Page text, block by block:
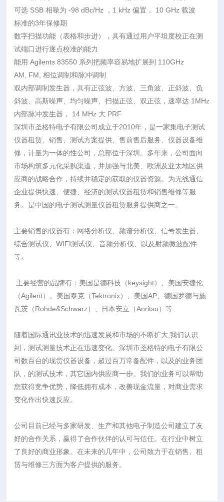
可选 SSB 相噪为 -98 dBc/Hz ，1 kHz 偏置， 10 GHz 载波
标准的3年保修期
数字扫描功能（表格和步进），具有通过用户平坦度校正在测
试端口进行逐点校准的能力
能用 Agilents 83550 系列把频率容易地扩展到 110GHz
AM, FM, 相位调制和脉冲调制
双内部调制发生器，具有正弦波、方波、三角波、正斜波、负
斜波、高斯噪声、均匀噪声、扫描正弦、双正弦，速率达 1MHz
内部脉冲发生器， 14 MHz 大 PRF
深圳市圣格特电子有限公司成立于2010年，是一家集电子测试
仪器租赁、销售、测试方案提供、售前售后服务、仪器设备维
修，计量为一体的性公司，总部位于深圳。多年来，公司面向
市场构筑多元化采购渠道，并加强与北美、欧洲及亚太地区供
应商的战略合作，持续并稳定的获取的仪器资源。为无线通信
企业提供快速、便捷、经济的测试仪器租赁和销售维修等服
务。是中国的电子测试测量仪器租赁服务提供商之一。
主要销售的仪器有：网络分析仪、频谱分析仪、信号发生器、
综合测试仪、WIFI测试仪、音频分析仪、以及射频微波配件
等。
主要经营的品牌有：美国是德科技（keysight）、美国安捷伦
（Agilent）、美国泰克（Tektronix）、美国AP、德国罗德与施
瓦茨（Rohde&Schwarz）、日本安立（Anritsu）等
随着国际通讯业技术的迅速发展和市场的不断扩大,我们认识
到，测试测量技术正在迅速变化。深圳市圣格特的电子有限公
司数百台的现货仪器设备，超过百万常备配件，以及的业务团
队，的测试技术，其它国内供应商一步。我们的业务可以帮助
您获得竞争优势，降低拥有成本，改善现金流量，对商业需求
变化作出快速反应。
公司目前已经与多家研发、生产和其他电子制造公司建立了友
好的合作关系，赢得了合作伙伴的认可与信任。在行业中树立
了良好的商业形象。在未来的几年中，公司致力于在销售、租
赁与维修三方面为客户提供的服务。